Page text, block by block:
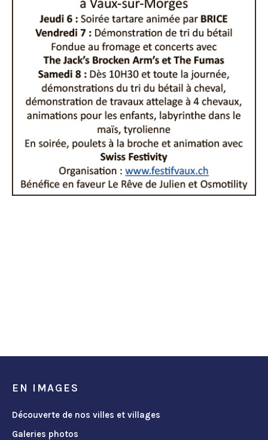
EN IMAGES
Découverte de nos villes et villages
Galeries photos